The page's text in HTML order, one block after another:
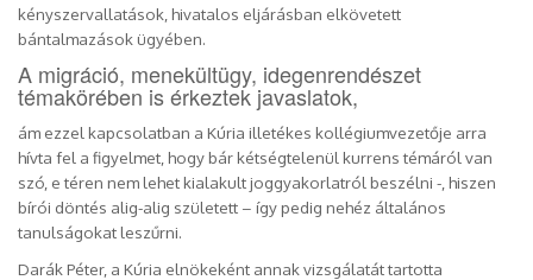
kényszervallatások, hivatalos eljárásban elkövetett
bántalmazások ügyében.
A migráció, menekültügy, idegenrendészet
témakörében is érkeztek javaslatok,
ám ezzel kapcsolatban a Kúria illetékes kollégiumvezetője arra
hívta fel a figyelmet, hogy bár kétségtelenül kurrens témáról van
szó, e téren nem lehet kialakult joggyakorlatról beszélni -, hiszen
bírói döntés alig-alig született – így pedig nehéz általános
tanulságokat leszűrni.
Darák Péter, a Kúria elnökeként annak vizsgálatát tartotta